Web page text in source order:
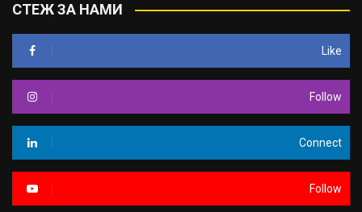
СТЕЖ ЗА НАМИ
Like
Follow
Connect
Follow